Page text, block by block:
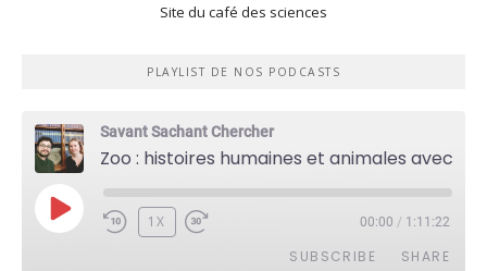
Site du café des sciences
PLAYLIST DE NOS PODCASTS
Savant Sachant Chercher
PLAY
EPISODE
1X 00:00 / 1:11:22
SUBSCRIBE SHARE